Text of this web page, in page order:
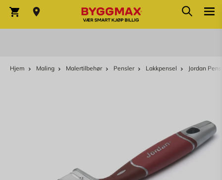
Varekurv Søk
Hjem Maling Malertilbehør Pensler Lakkpensel Jordan